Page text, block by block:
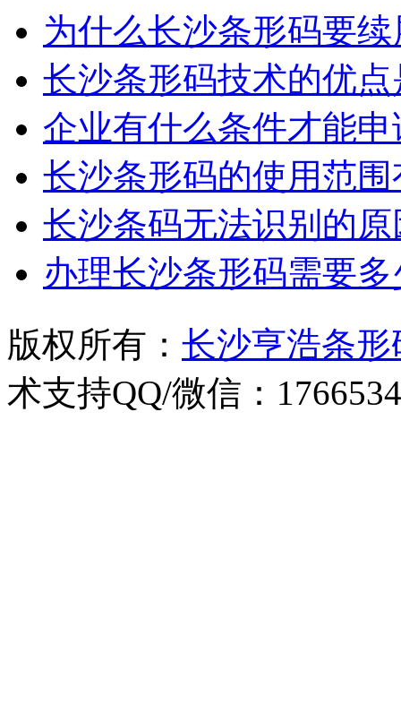
为什么长沙条形码要
长沙条形码技术的优
企业有什么条件才能
长沙条形码的使用范
长沙条码无法识别的原
办理长沙条形码需要
版权所有： 长沙亨浩条
术支持QQ/微信：